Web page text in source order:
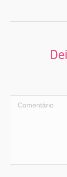
Comentário